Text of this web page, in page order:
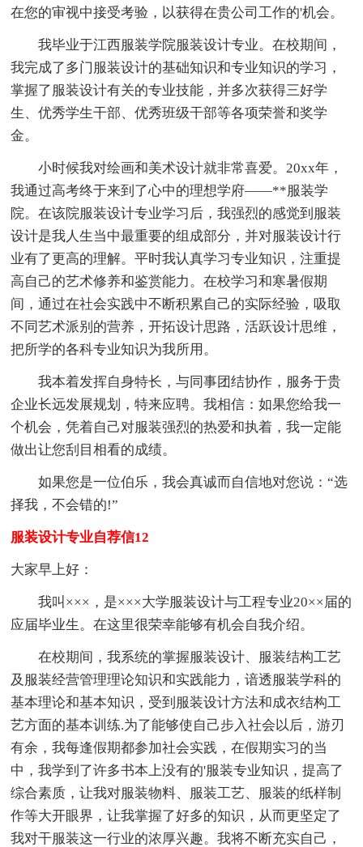
在您的审视中接受考验，以获得在贵公司工作的'机会。
我毕业于江西服装学院服装设计专业。在校期间，
我完成了多门服装设计的基础知识和专业知识的学习，
掌握了服装设计有关的专业技能，并多次获得三好学
生、优秀学生干部、优秀班级干部等各项荣誉和奖学
金。
小时候我对绘画和美术设计就非常喜爱。20xx年，
我通过高考终于来到了心中的理想学府——**服装学
院。在该院服装设计专业学习后，我强烈的感觉到服装
设计是我人生当中最重要的组成部分，并对服装设计行
业有了更高的理解。平时我认真学习专业知识，注重提
高自己的艺术修养和鉴赏能力。在校学习和寒暑假期
间，通过在社会实践中不断积累自己的实际经验，吸取
不同艺术派别的营养，开拓设计思路，活跃设计思维，
把所学的各科专业知识为我所用。
我本着发挥自身特长，与同事团结协作，服务于贵
企业长远发展规划，特来应聘。我相信：如果您给我一
个机会，凭着自己对服装强烈的热爱和执着，我一定能
做出让您刮目相看的成绩。
如果您是一位伯乐，我会真诚而自信地对您说：“选
择我，不会错的!”
服装设计专业自荐信12
大家早上好：
我叫×××，是×××大学服装设计与工程专业20××届的
应届毕业生。在这里很荣幸能够有机会自我介绍。
在校期间，我系统的掌握服装设计、服装结构工艺
及服装经营管理理论知识和实践能力，谙透服装学科的
基本理论和基本知识，受到服装设计方法和成衣结构工
艺方面的基本训练.为了能够使自己步入社会以后，游刃
有余，我每逢假期都参加社会实践，在假期实习的当
中，我学到了许多书本上没有的'服装专业知识，提高了
综合素质，让我对服装物料、服装工艺、服装的纸样制
作等大开眼界，让我掌握了好多的知识，从而更坚定了
我对干服装这一行业的浓厚兴趣。我将不断充实自己，